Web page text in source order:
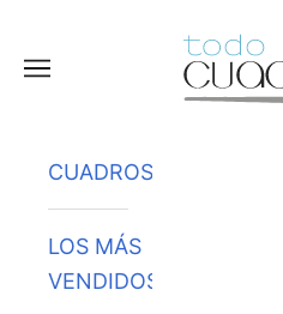
Menú
CUADROS
LOS MÁS
VENDIDOS